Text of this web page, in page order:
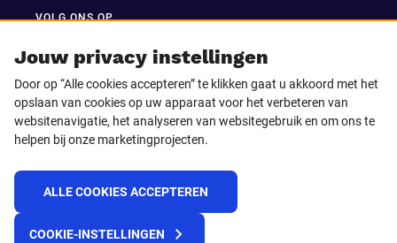
Jouw privacy instellingen
Door op “Alle cookies accepteren” te klikken gaat u akkoord met het
opslaan van cookies op uw apparaat voor het verbeteren van
websitenavigatie, het analyseren van websitegebruik en om ons te
helpen bij onze marketingprojecten.
ALLE COOKIES ACCEPTEREN
COOKIE-INSTELLINGEN
VOLG ONS OP
Facebook
Instagram TikTok